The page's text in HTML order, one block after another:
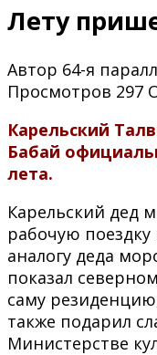
Лету
Автор 64-я
Просмотров 297
Карельский
Бабай
лета.
Карельский дед
рабочую поездку
аналогу деда
показал
саму
также подарил
Министерстве